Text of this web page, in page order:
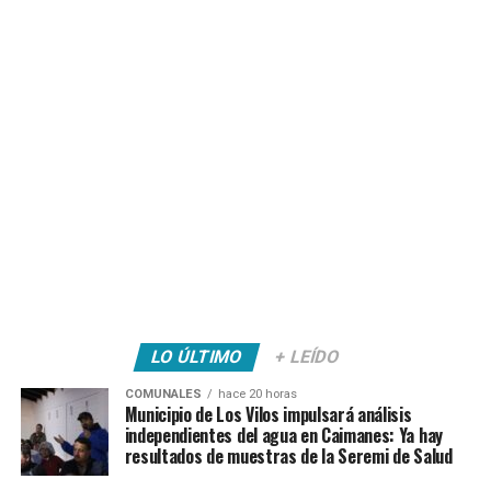
LO ÚLTIMO + LEÍDO
COMUNALES hace 20 horas
Municipio de Los Vilos impulsará análisis
independientes del agua en Caimanes: Ya hay
resultados de muestras de la Seremi de Salud